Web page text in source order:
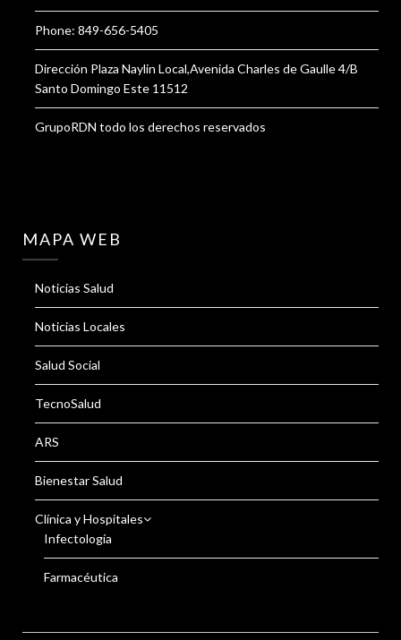
Phone: 849-656-5405
Dirección Plaza Naylin Local,Avenida Charles de Gaulle 4/B
Santo Domingo Este 11512
GrupoRDN todo los derechos reservados
MAPA WEB
Noticias Salud
Noticias Locales
Salud Social
TecnoSalud
ARS
Bienestar Salud
Clínica y Hospitales
Infectología
Farmacéutica